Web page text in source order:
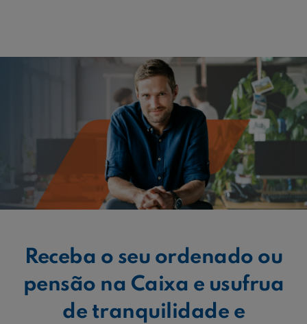
Aderir ao Caixadirecta Particulares
Aderir ao Caixadirecta Empresas
Links úteis:
Faça download da App Caixadirecta
Recomendações de Segurança
Registo fornecedor confirming
Receba o seu ordenado ou
pensão na Caixa e usufrua
de tranquilidade e